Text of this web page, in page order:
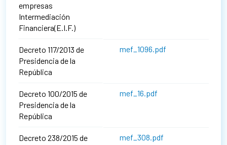
empresas
Intermediación
Financiera(E.I.F.)
Decreto 117/2013 de
Presidencia de la
República
mef_1096.pdf
Decreto 100/2015 de
Presidencia de la
República
mef_16.pdf
Decreto 238/2015 de
mef_308.pdf